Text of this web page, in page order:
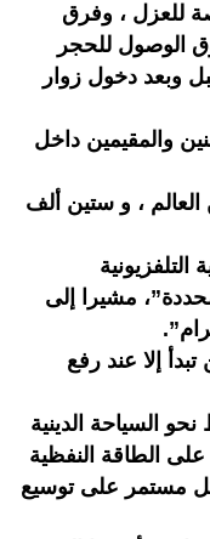
للعزل ، وفرق
الوصول للحجر
وبعد دخول زوار
والمقيمين داخل
، و ستين ألف
مشيرا إلى
إلا عند رفع
السياحة الدينية
على الطاقة النفظية
مطلع 2030 لذلك تعمل بشكل مستمر على توسيع